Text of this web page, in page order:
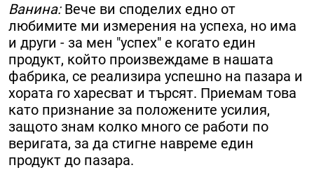
Ванина:Вече ви споделих едно от
любимите ми измерения на успеха, но има
и други - за мен "успех" е когато един
продукт, който произвеждаме в нашата
фабрика, се реализира успешно на пазара и
хората го харесват и търсят. Приемам това
като признание за положените усилия,
защото знам колко много се работи по
веригата, за да стигне навреме един
продукт до пазара.